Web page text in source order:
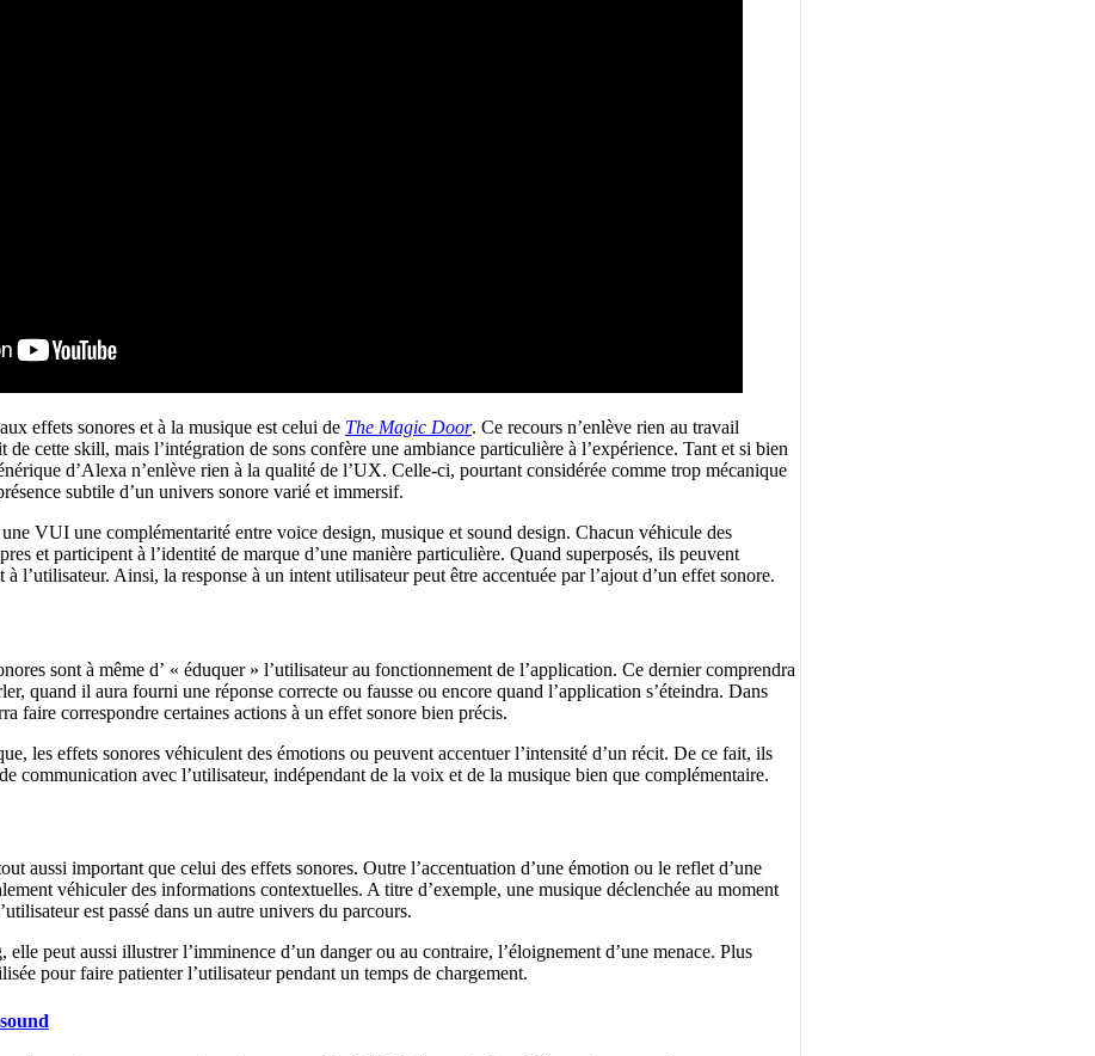
effets sonores et à la musique est celui de The Magic Door. Ce recours n’enlève rien au travail
de cette skill, mais l’intégration de sons confère une ambiance particulière à l’expérience. Tant et si bien
d’Alexa n’enlève rien à la qualité de l’UX. Celle-ci, pourtant considérée comme trop mécanique
subtile d’un univers sonore varié et immersif.
VUI une complémentarité entre voice design, musique et sound design. Chacun véhicule des
et participent à l’identité de marque d’une manière particulière. Quand superposés, ils peuvent
l’utilisateur. Ainsi, la response à un intent utilisateur peut être accentuée par l’ajout d’un effet sonore.
sont à même d’ « éduquer » l’utilisateur au fonctionnement de l’application. Ce dernier comprendra
quand il aura fourni une réponse correcte ou fausse ou encore quand l’application s’éteindra. Dans
faire correspondre certaines actions à un effet sonore bien précis.
les effets sonores véhiculent des émotions ou peuvent accentuer l’intensité d’un récit. De ce fait, ils
communication avec l’utilisateur, indépendant de la voix et de la musique bien que complémentaire.
aussi important que celui des effets sonores. Outre l’accentuation d’une émotion ou le reflet d’une
véhiculer des informations contextuelles. A titre d’exemple, une musique déclenchée au moment
est passé dans un autre univers du parcours.
peut aussi illustrer l’imminence d’un danger ou au contraire, l’éloignement d’une menace. Plus
pour faire patienter l’utilisateur pendant un temps de chargement.